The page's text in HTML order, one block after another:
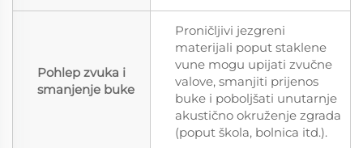
Pohlep zvuka i
smanjenje buke
Proničljivi jezgreni
materijali poput staklene
vune mogu upijati zvučne
valove, smanjiti prijenos
buke i poboljšati unutarnje
akustično okruženje zgrada
(poput škola, bolnica itd.).